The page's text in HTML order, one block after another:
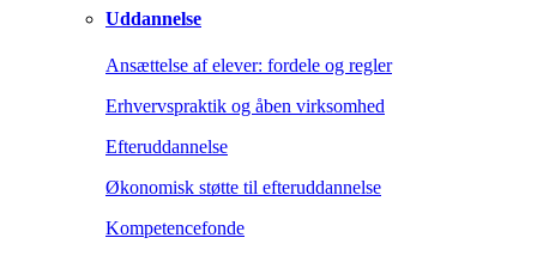
Uddannelse
Ansættelse af elever: fordele og regler
Erhvervspraktik og åben virksomhed
Efteruddannelse
Økonomisk støtte til efteruddannelse
Kompetencefonde